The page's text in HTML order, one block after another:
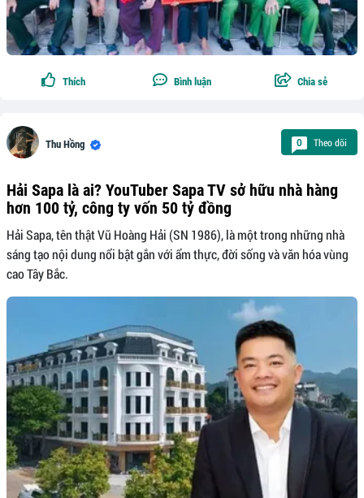
Thích Bình luận Chia sẻ
Thu Hồng 0 Theo dõi
Hải Sapa là ai? YouTuber Sapa TV sở hữu nhà hàng
hơn 100 tỷ, công ty vốn 50 tỷ đồng
Hải Sapa, tên thật Vũ Hoàng Hải (SN 1986), là một trong những nhà
sáng tạo nội dung nổi bật gắn với ẩm thực, đời sống và văn hóa vùng
cao Tây Bắc.